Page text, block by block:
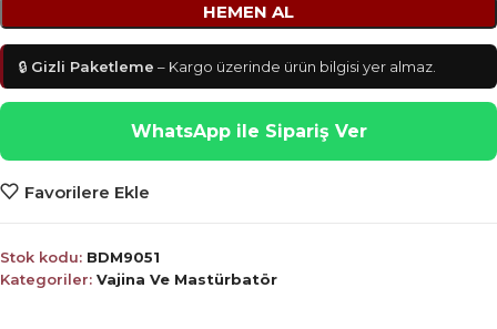
HEMEN AL
🔒 Gizli Paketleme – Kargo üzerinde ürün bilgisi yer almaz.
WhatsApp ile Sipariş Ver
Favorilere Ekle
Stok kodu: BDM9051
Kategoriler: Vajina Ve Mastürbatör